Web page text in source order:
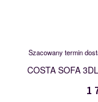
Szacowany termin
COSTA SOFA
1